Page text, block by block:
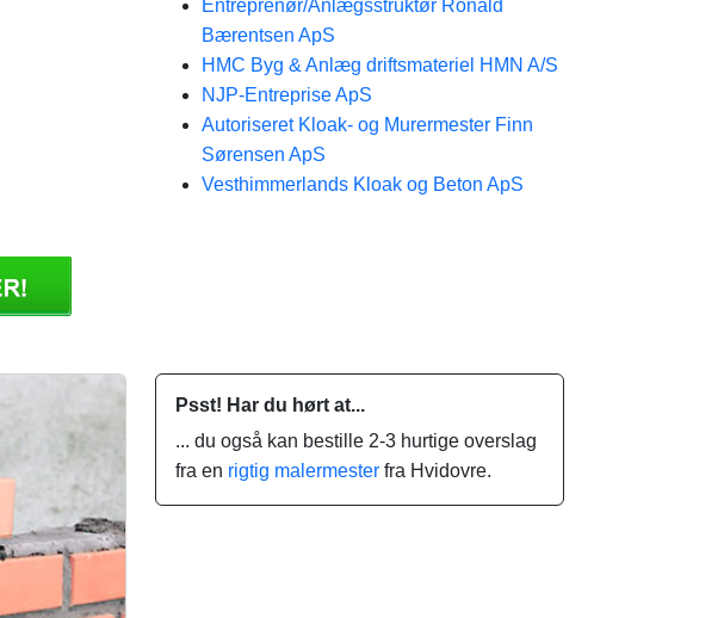
Entreprenør/Anlægsstruktør Ronald
Bærentsen ApS
HMC Byg & Anlæg driftsmateriel HMN A/S
NJP-Entreprise ApS
Autoriseret Kloak- og Murermester Finn
Sørensen ApS
Vesthimmerlands Kloak og Beton ApS
Psst! Har du hørt at...
... du også kan bestille 2-3 hurtige overslag
fra en rigtig malermester fra Hvidovre.